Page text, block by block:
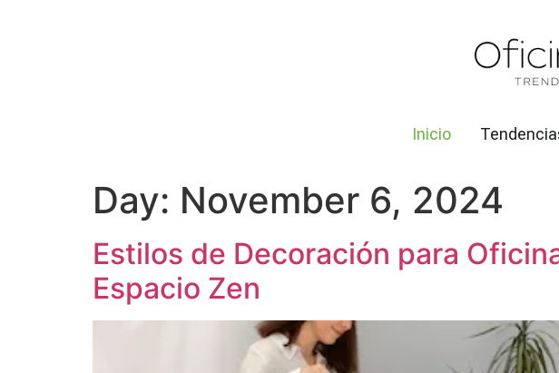
Inicio
Day: November 6, 2024
Estilos de Decoración para
Espacio Zen